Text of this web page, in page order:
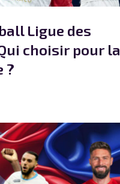
Ligue des
choisir pour la
?